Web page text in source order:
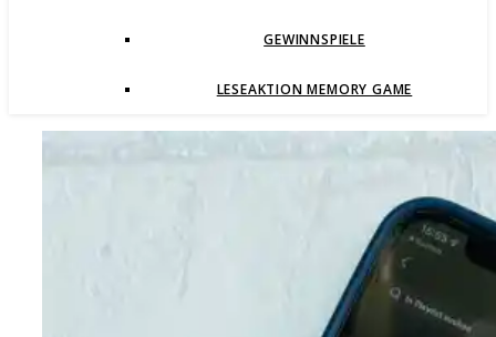
GEWINNSPIELE
LESEAKTION MEMORY GAME